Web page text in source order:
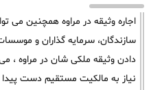
اجاره وثیقه در مراوه همچنین می
سازندگان، سرمایه گذاران و
دادن وثیقه ملکی شان در مراوه ،
نیاز به مالکیت مستقیم دست پیدا